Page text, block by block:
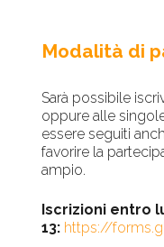
Modalità di
Sarà possibile
oppure alle
essere seguiti
favorire la
ampio.
Iscrizioni entro
13: https://